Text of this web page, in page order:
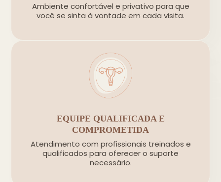
Ambiente confortável e privativo para que
você se sinta à vontade em cada visita.
EQUIPE QUALIFICADA E
COMPROMETIDA
Atendimento com profissionais treinados e
qualificados para oferecer o suporte
necessário.